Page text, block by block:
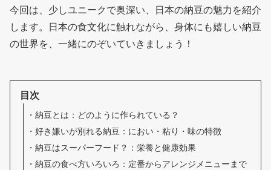
今回は、少しユニークで奥深い、日本の納豆の魅力を紹介
します。日本の食文化に触れながら、身体にも嬉しい納豆
の世界を、一緒にのぞいていきましょう！
目次
納豆とは：どのように作られている？
好き嫌いが別れる納豆：におい・粘り・味の特徴
納豆はスーパーフード？：栄養と健康効果
納豆の食べ方いろいろ：定番からアレンジメニューまで